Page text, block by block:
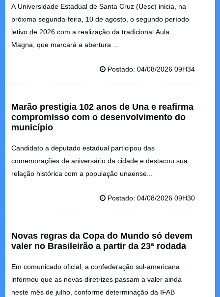
A Universidade Estadual de Santa Cruz (Uesc) inicia, na
próxima segunda-feira, 10 de agosto, o segundo período
letivo de 2026 com a realização da tradicional Aula
Magna, que marcará a abertura ...
Postado: 04/08/2026 09H34
Marão prestigia 102 anos de Una e reafirma
compromisso com o desenvolvimento do
município
Candidato a deputado estadual participou das
comemorações de aniversário da cidade e destacou sua
relação histórica com a população unaense...
Postado: 04/08/2026 09H30
Novas regras da Copa do Mundo só devem
valer no Brasileirão a partir da 23ª rodada
Em comunicado oficial, a confederação sul-americana
informou que as novas diretrizes passam a valer ainda
neste mês de julho, conforme determinação da IFAB